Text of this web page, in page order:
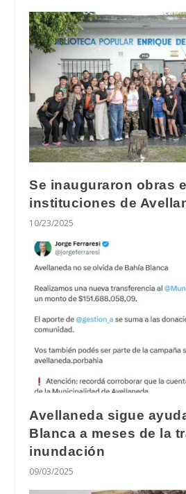
Se inauguraron obras
instituciones de
10/23/2025
Avellaneda sigue
Blanca a meses de la
inundación
09/03/2025